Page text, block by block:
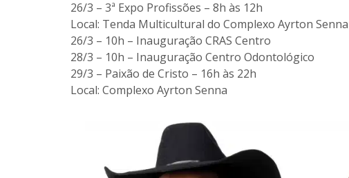
26/3 – 3ª Expo Profissões – 8h às 12h
Local: Tenda Multicultural do Complexo Ayrton Senna
26/3 – 10h – Inauguração CRAS Centro
28/3 – 10h – Inauguração Centro Odontológico
29/3 – Paixão de Cristo – 16h às 22h
Local: Complexo Ayrton Senna